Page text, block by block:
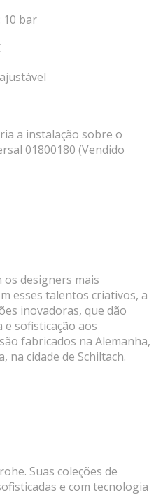
10 bar
a instalação sobre o
01800180 (Vendido
designers mais
esses talentos criativos, a
inovadoras, que dão
e sofisticação aos
fabricados na Alemanha,
na cidade de Schiltach.
Suas coleções de
e com tecnologia